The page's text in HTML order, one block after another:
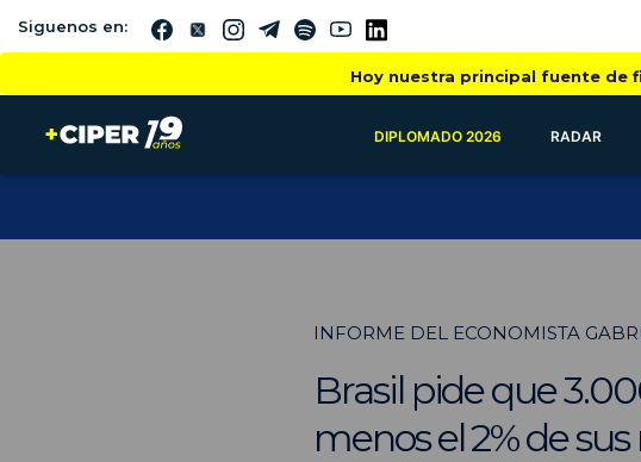
Siguenos en:
Hoy nuestra principal fuente de
DIPLOMADO 2026 RADAR
INFORME DEL ECONOMISTA
Brasil pide que
menos el 2% de